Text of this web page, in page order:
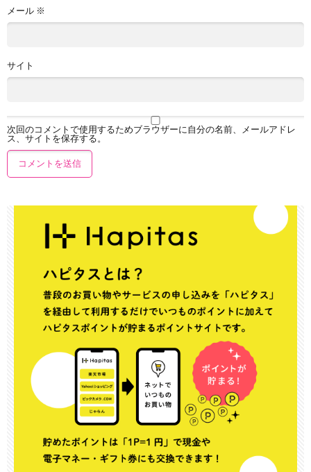
メール ※
サイト
次回のコメントで使用するためブラウザーに自分の名前、メールアドレ
ス、サイトを保存する。